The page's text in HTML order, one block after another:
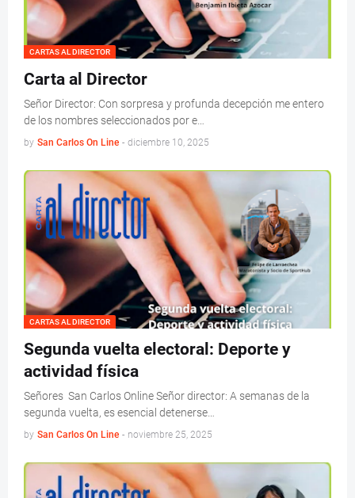
CARTAS AL DIRECTOR
Carta al Director
Señor Director: Con sorpresa y profunda decepción me entero
de los nombres seleccionados por e…
by San Carlos On Line - diciembre 10, 2025
CARTAS AL DIRECTOR
Segunda vuelta electoral: Deporte y
actividad física
Señores San Carlos Online Señor director: A semanas de la
segunda vuelta, es esencial detenerse…
by San Carlos On Line - noviembre 25, 2025